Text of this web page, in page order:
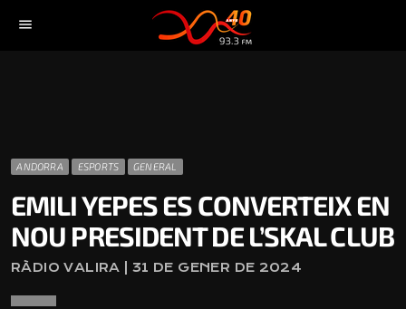
menu
ANDORRA ESPORTS GENERAL
EMILI YEPES ES CONVERTEIX EN
NOU PRESIDENT DE L’SKAL CLUB
RÀDIO VALIRA | 31 DE GENER DE 2024